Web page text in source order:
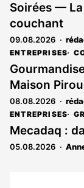
Soirées —
couchant
09.08.2026
ENTREPRISES
Maison
08.08.2026
ENTREPRISES
Mecadaq :
05.08.2026